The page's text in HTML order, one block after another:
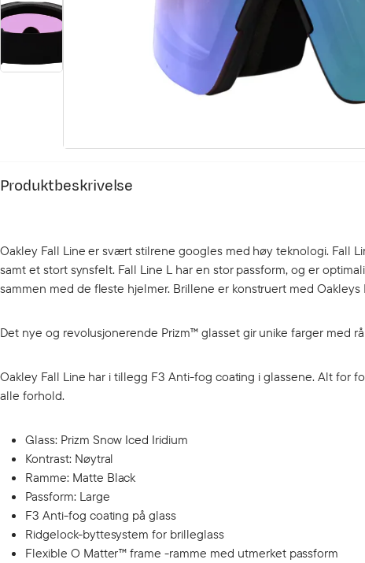
Produktbeskrivelse
Oakley Fall Line er svært stilrene googles med høy teknologi. Fall
samt et stort synsfelt. Fall Line L har en stor passform, og er
sammen med de fleste hjelmer. Brillene er konstruert med
Det nye og revolusjonerende Prizm™ glasset gir unike farger med
Oakley Fall Line har i tillegg F3 Anti-fog coating i glassene. Alt for
alle forhold.
Glass: Prizm Snow Iced Iridium
Kontrast: Nøytral
Ramme: Matte Black
Passform: Large
F3 Anti-fog coating på glass
Ridgelock-byttesystem for brilleglass
Flexible O Matter™ frame -ramme med utmerket passform